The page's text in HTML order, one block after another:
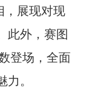
，展现对现
此外，赛图
登场，全面
。